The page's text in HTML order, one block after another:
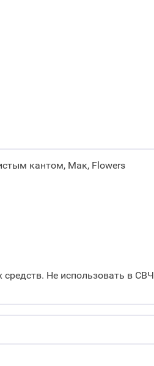
кантом, Мак, Flowers
Не использовать в СВЧ